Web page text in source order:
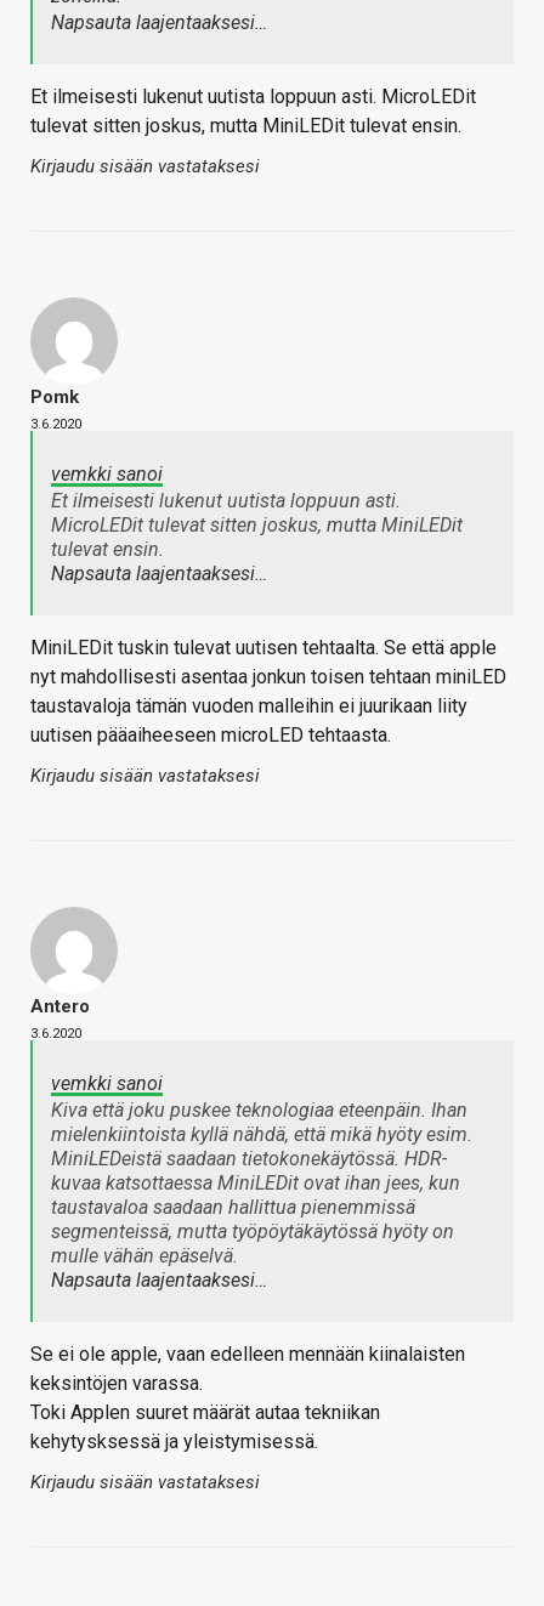
Napsauta laajentaaksesi…
Et ilmeisesti lukenut uutista loppuun asti. MicroLEDit
tulevat sitten joskus, mutta MiniLEDit tulevat ensin.
Kirjaudu sisään vastataksesi
Pomk
3.6.2020
vemkki sanoi
Et ilmeisesti lukenut uutista loppuun asti.
MicroLEDit tulevat sitten joskus, mutta MiniLEDit
tulevat ensin.
Napsauta laajentaaksesi…
MiniLEDit tuskin tulevat uutisen tehtaalta. Se että apple
nyt mahdollisesti asentaa jonkun toisen tehtaan miniLED
taustavaloja tämän vuoden malleihin ei juurikaan liity
uutisen pääaiheeseen microLED tehtaasta.
Kirjaudu sisään vastataksesi
Antero
3.6.2020
vemkki sanoi
Kiva että joku puskee teknologiaa eteenpäin. Ihan
mielenkiintoista kyllä nähdä, että mikä hyöty esim.
MiniLEDeistä saadaan tietokonekäytössä. HDR-
kuvaa katsottaessa MiniLEDit ovat ihan jees, kun
taustavaloa saadaan hallittua pienemmissä
segmenteissä, mutta työpöytäkäytössä hyöty on
mulle vähän epäselvä.
Napsauta laajentaaksesi…
Se ei ole apple, vaan edelleen mennään kiinalaisten
keksintöjen varassa.
Toki Applen suuret määrät autaa tekniikan
kehytysksessä ja yleistymisessä.
Kirjaudu sisään vastataksesi